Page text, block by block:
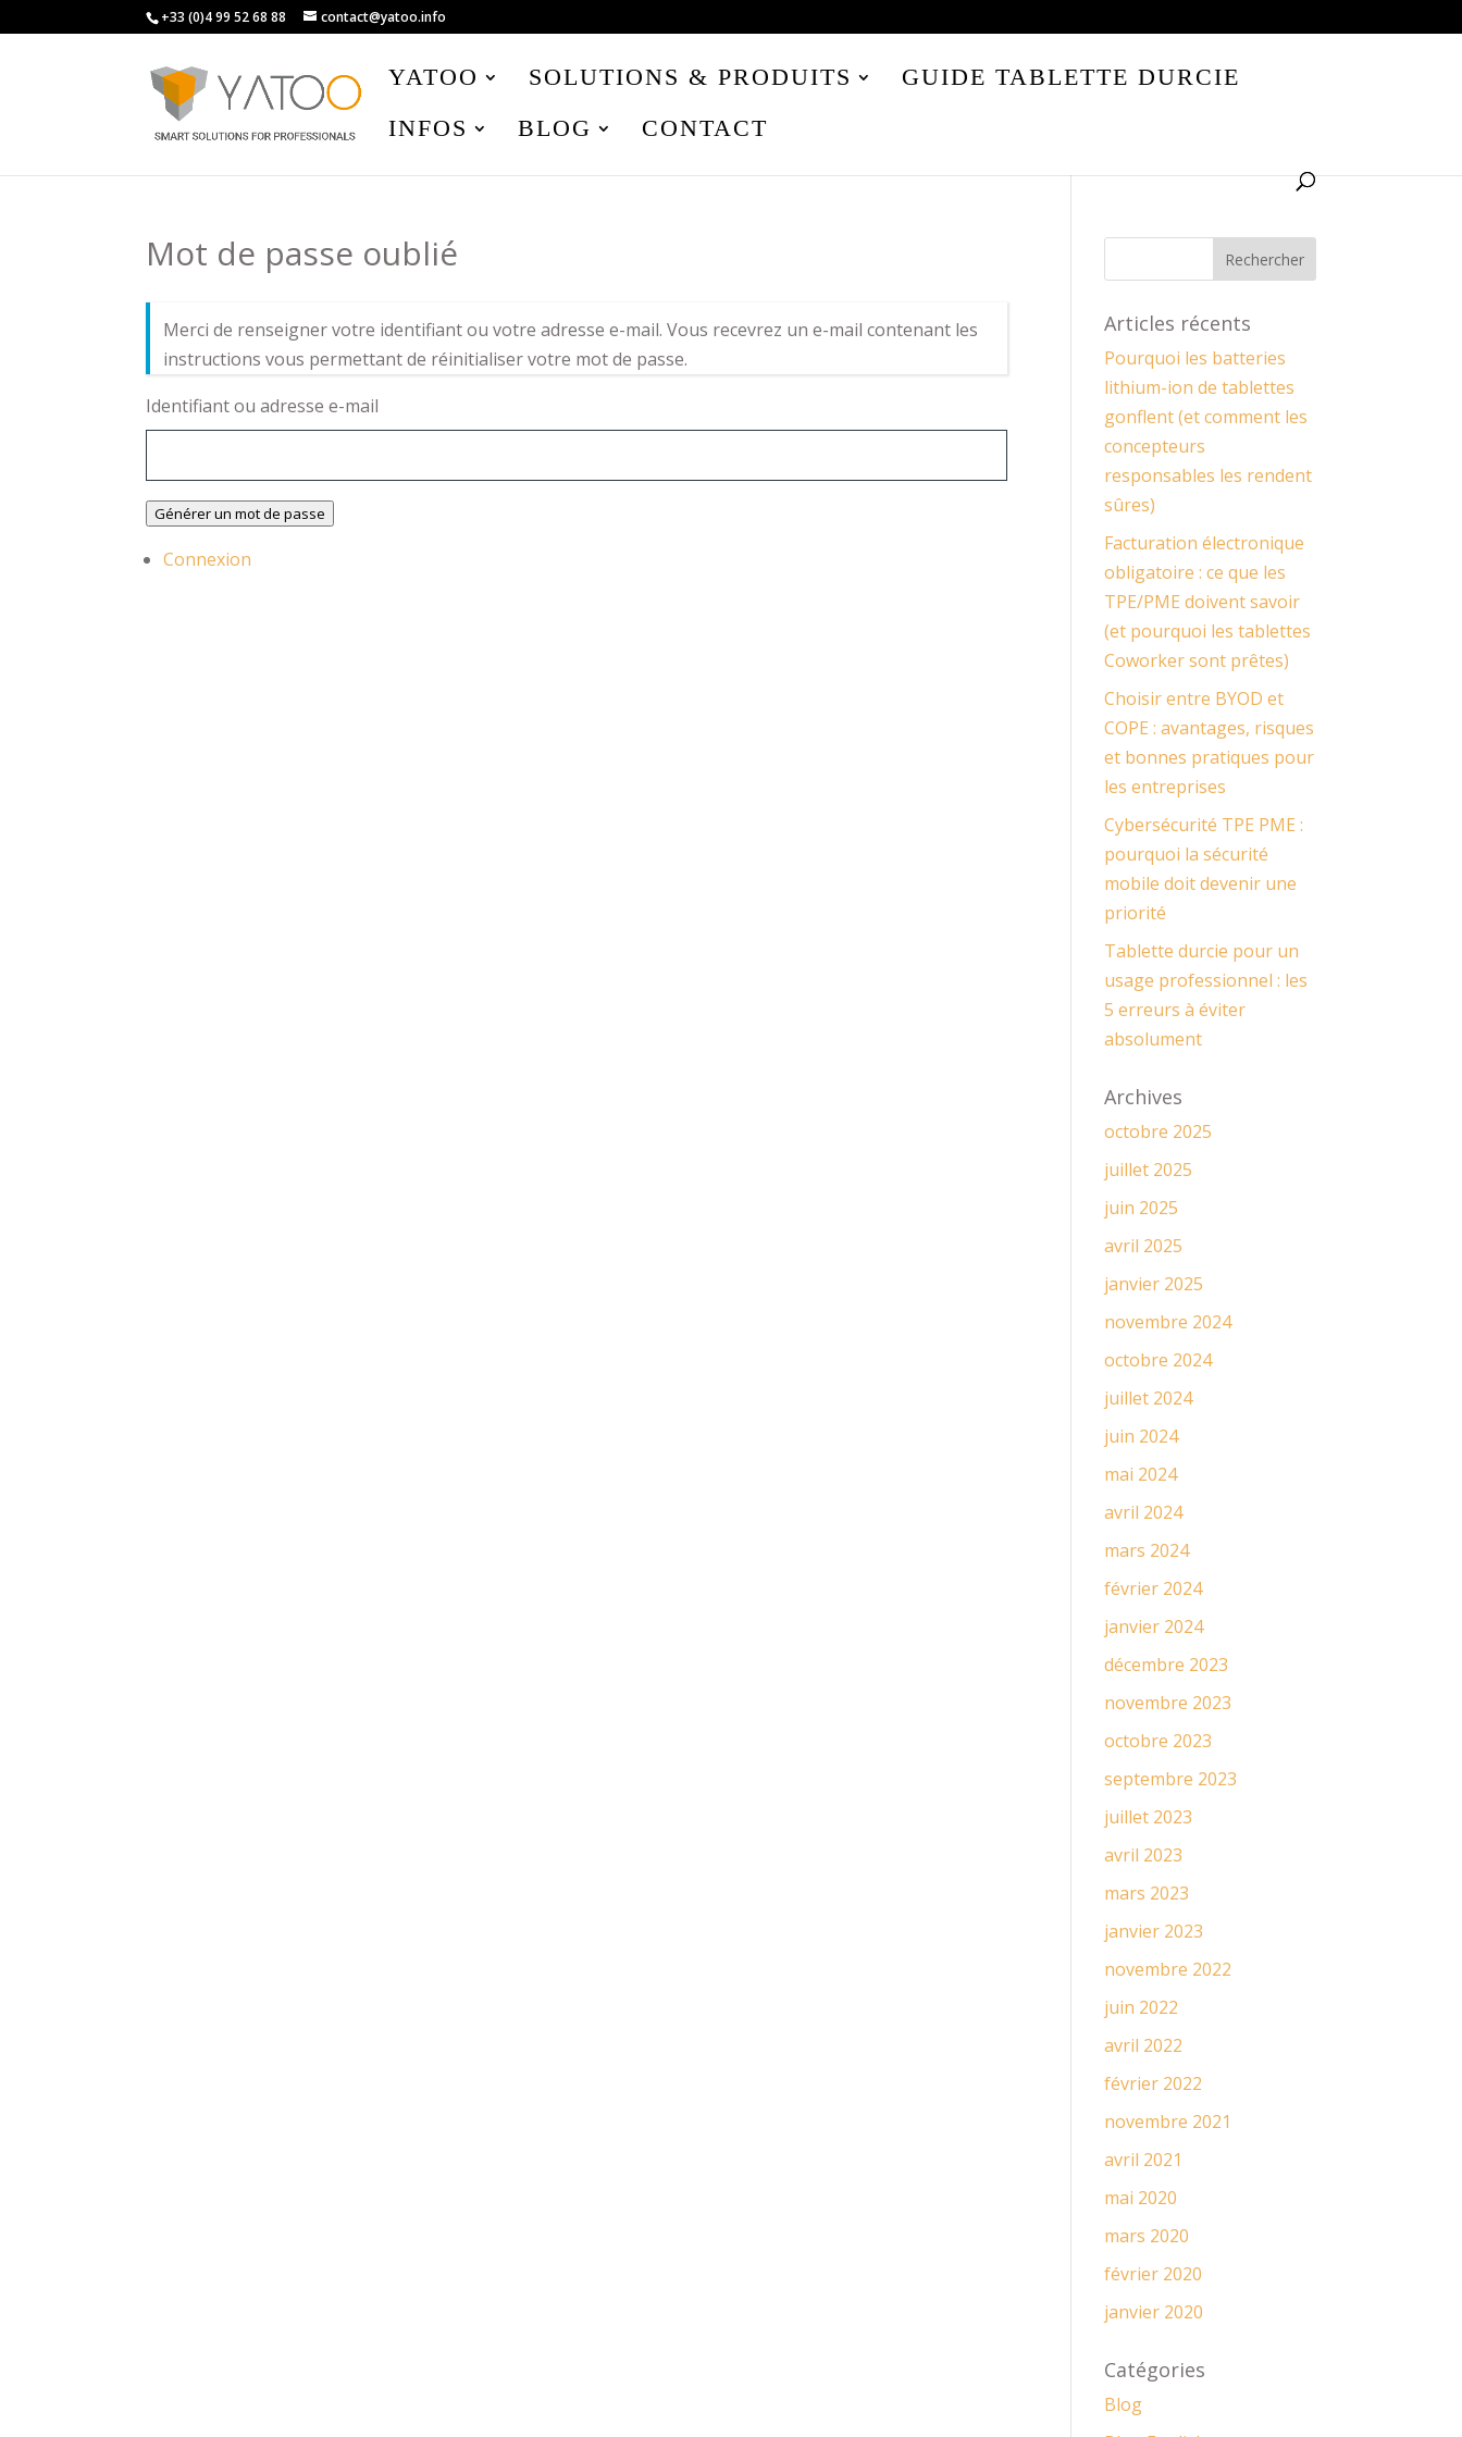
+33 (0)4 99 52 68 88 contact@yatoo.info
YATOO SOLUTIONS & PRODUITS
GUIDE TABLETTE DURCIE
INFOS
BLOG CONTACT
Mot de passe oublié
Merci de renseigner votre identifiant ou votre adresse e-mail. Vous recevrez un e-mail contenant les
instructions vous permettant de réinitialiser votre mot de passe.
Identifiant ou adresse e-mail
Générer un mot de passe
Connexion
Articles récents
Pourquoi les batteries
lithium-ion de tablettes
gonflent (et comment les
concepteurs
responsables les rendent
sûres)
Facturation électronique
obligatoire : ce que les
TPE/PME doivent savoir
(et pourquoi les tablettes
Coworker sont prêtes)
Choisir entre BYOD et
COPE : avantages, risques
et bonnes pratiques pour
les entreprises
Cybersécurité TPE PME :
pourquoi la sécurité
mobile doit devenir une
priorité
Tablette durcie pour un
usage professionnel : les
5 erreurs à éviter
absolument
Archives
octobre 2025
juillet 2025
juin 2025
avril 2025
janvier 2025
novembre 2024
octobre 2024
juillet 2024
juin 2024
mai 2024
avril 2024
mars 2024
février 2024
janvier 2024
décembre 2023
novembre 2023
octobre 2023
septembre 2023
juillet 2023
avril 2023
mars 2023
janvier 2023
novembre 2022
juin 2022
avril 2022
février 2022
novembre 2021
avril 2021
mai 2020
mars 2020
février 2020
janvier 2020
Catégories
Blog